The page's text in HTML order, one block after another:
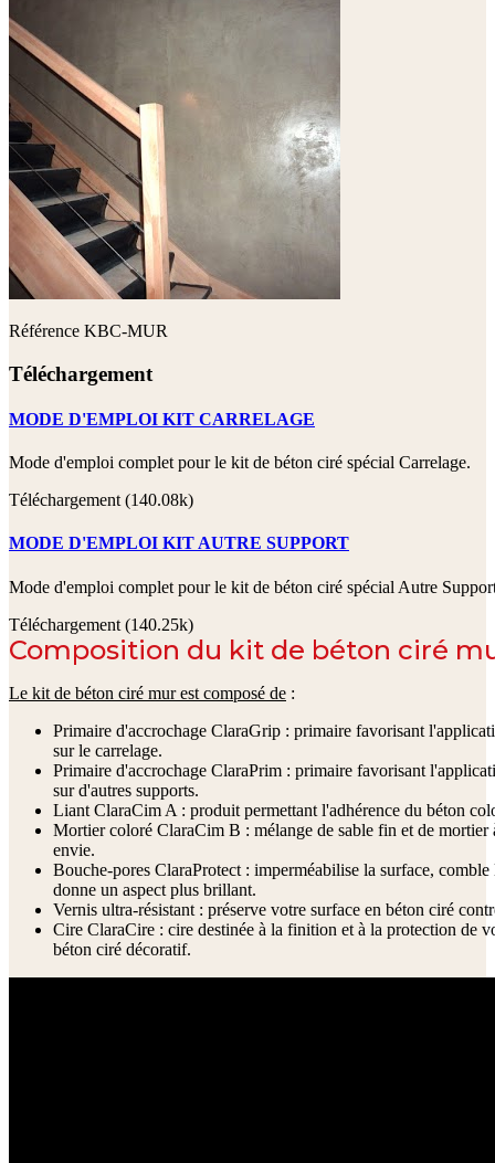
Référence KBC-MUR
Téléchargement
MODE D'EMPLOI KIT CARRELAGE
Mode d'emploi complet pour le kit de béton ciré spécial Carrelage.
Téléchargement (140.08k)
MODE D'EMPLOI KIT AUTRE SUPPORT
Mode d'emploi complet pour le kit de béton ciré spécial Autre
Téléchargement (140.25k)
Composition du kit de béton ciré
Le kit de béton ciré mur est composé de :
Primaire d'accrochage ClaraGrip : primaire favorisant
sur le carrelage.
Primaire d'accrochage ClaraPrim : primaire favorisant
sur d'autres supports.
Liant ClaraCim A : produit permettant l'adhérence du béton
Mortier coloré ClaraCim B : mélange de sable fin et de mortier
envie.
Bouche-pores ClaraProtect : imperméabilise la surface, comble
donne un aspect plus brillant.
Vernis ultra-résistant : préserve votre surface en béton ciré
Cire ClaraCire : cire destinée à la finition et à la protection de
béton ciré décoratif.